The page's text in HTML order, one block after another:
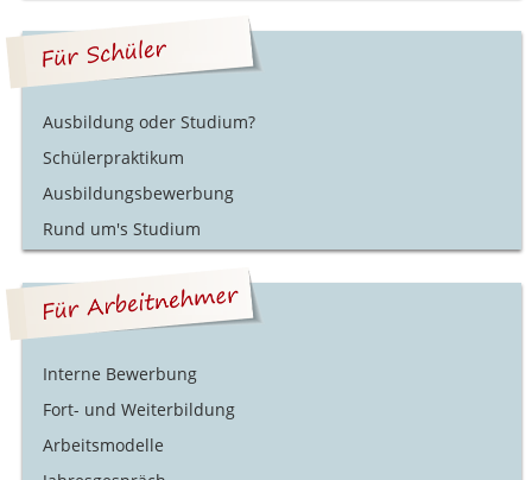
Ausbildung oder Studium?
Schülerpraktikum
Ausbildungsbewerbung
Rund um's Studium
Interne Bewerbung
Fort- und Weiterbildung
Arbeitsmodelle